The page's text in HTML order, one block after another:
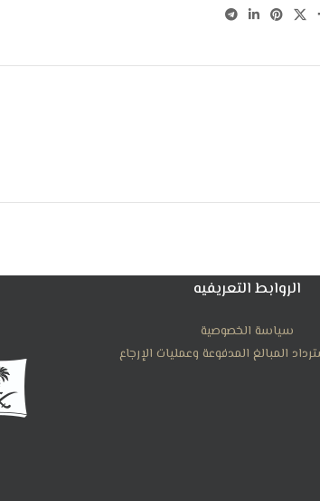
الروابط التعريفيه
سياسة الخصوصية
المبالغ المدفوعة وعمليات الإرجاع